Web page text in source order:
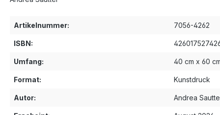
Artikelnummer: 7056-4262
ISBN:
Umfang: 40 cm x 60
Format: Kunstdruck
Autor: Andrea